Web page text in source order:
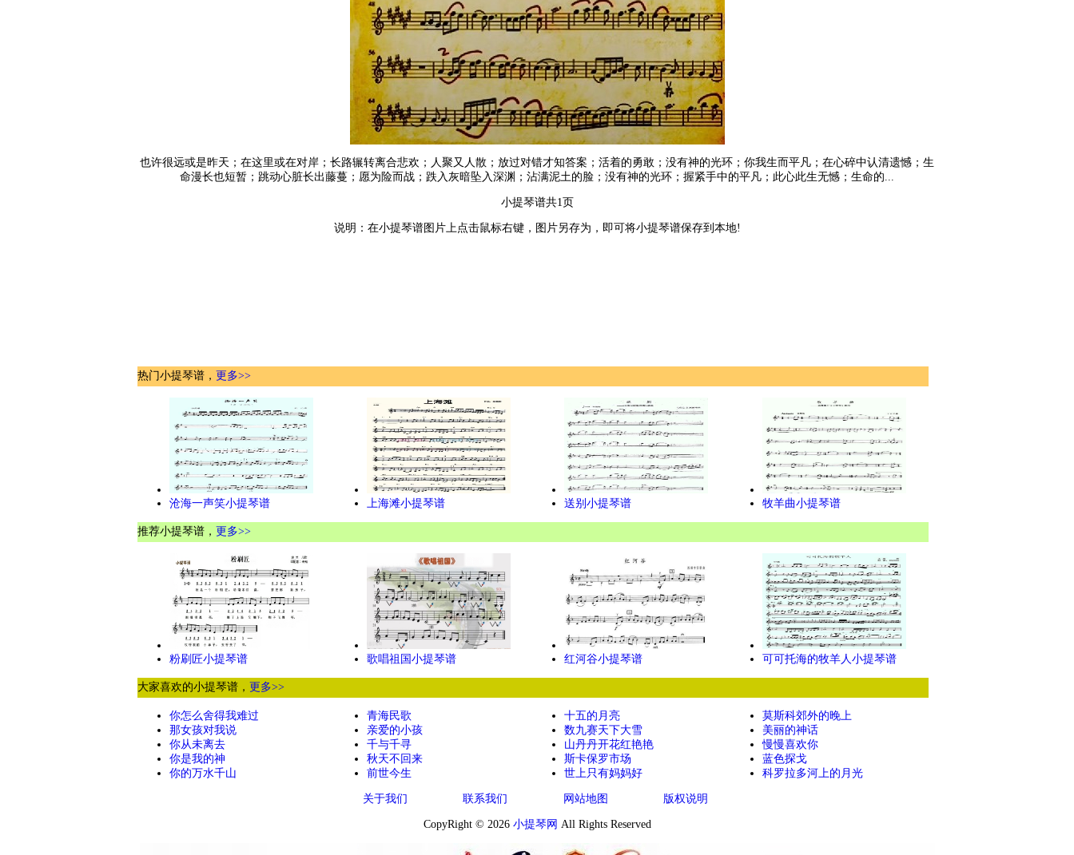
也许很远或是昨天；在这里或在对岸；长路辗转离合悲欢；人聚又人散；放过对错才知答案；活着的勇敢；没有神的光环；你我生而平凡；在心碎中认清遗憾；生
命漫长也短暂；跳动心脏长出藤蔓；愿为险而战；跌入灰暗坠入深渊；沾满泥土的脸；没有神的光环；握紧手中的平凡；此心此生无憾；生命的...
小提琴谱共1页
说明：在小提琴谱图片上点击鼠标右键，图片另存为，即可将小提琴谱保存到本地!
热门小提琴谱， 更多>>
沧海一声笑小提琴谱 上海滩小提琴谱 送别小提琴谱 牧羊曲小提琴谱
推荐小提琴谱， 更多>>
粉刷匠小提琴谱 歌唱祖国小提琴谱 红河谷小提琴谱 可可托海的牧羊人小提琴谱
大家喜欢的小提琴谱， 更多>>
你怎么舍得我难过
那女孩对我说
你从未离去
你是我的神
你的万水千山
青海民歌
亲爱的小孩
千与千寻
秋天不回来
前世今生
十五的月亮
数九赛天下大雪
山丹丹开花红艳艳
斯卡保罗市场
世上只有妈妈好
莫斯科郊外的晚上
美丽的神话
慢慢喜欢你
蓝色探戈
科罗拉多河上的月光
关于我们 联系我们 网站地图 版权说明
CopyRight © 2026 小提琴网 All Rights Reserved